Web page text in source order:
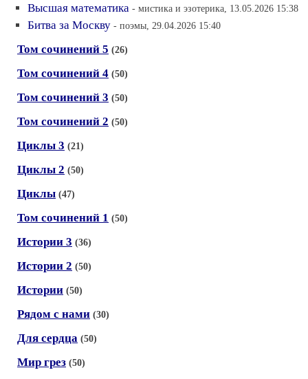
Высшая математика - мистика и эзотерика, 13.05.2026 15:38
Битва за Москву - поэмы, 29.04.2026 15:40
Том сочинений 5 (26)
Том сочинений 4 (50)
Том сочинений 3 (50)
Том сочинений 2 (50)
Циклы 3 (21)
Циклы 2 (50)
Циклы (47)
Том сочинений 1 (50)
Истории 3 (36)
Истории 2 (50)
Истории (50)
Рядом с нами (30)
Для сердца (50)
Мир грез (50)